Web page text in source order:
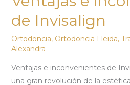
de Invisalign
Ortodoncia, Ortodoncia Lleida,
Alexandra
Ventajas e inconvenientes de
una gran revolución de la
de
Invisalign